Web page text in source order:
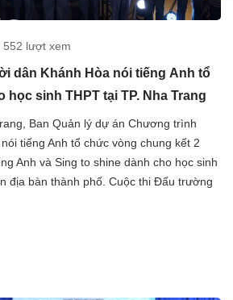
552 lượt xem
dân Khánh Hòa nói tiếng Anh tổ
sinh THPT tại TP. Nha Trang
Ban Quản lý dự án Chương trình
tiếng Anh tổ chức vòng chung kết 2
Anh và Sing to shine dành cho học sinh
địa bàn thành phố. Cuộc thi Đấu trường